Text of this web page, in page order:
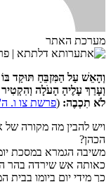
מערכת האתר
וְהָאֵשׁ עַל הַמִּזְבֵּחַ תּוּקַד
וְעָרַךְ עָלֶיהָ הָעֹלָה
לֹא תִכְבֶה: (פרשת צו ו.
ויש להבין מה מקורה
הכהן?
משיבה הגמרא במסכת
כאותה אש שירדה בהר
כך מידי יום ביומו